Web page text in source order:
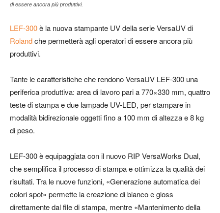
di essere ancora più produttivi.
LEF-300è la nuova stampante UV della serie VersaUV di
Rolandche permetterà agli operatori di essere ancora più
produttivi.
Tante le caratteristiche che rendono VersaUV LEF-300 una
periferica produttiva: area di lavoro pari a 770×330 mm, quattro
teste di stampa e due lampade UV-LED, per stampare in
modalità bidirezionale oggetti fino a 100 mm di altezza e 8 kg
di peso.
LEF-300 è equipaggiata con il nuovo RIP VersaWorks Dual,
che semplifica il processo di stampa e ottimizza la qualità dei
risultati. Tra le nuove funzioni, «Generazione automatica dei
colori spot» permette la creazione di bianco e gloss
direttamente dal file di stampa, mentre «Mantenimento della